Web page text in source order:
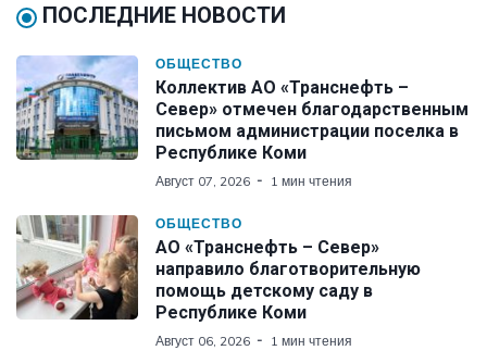
ПОСЛЕДНИЕ НОВОСТИ
ОБЩЕСТВО
Коллектив АО «Транснефть –
Север» отмечен благодарственным
письмом администрации поселка в
Республике Коми
Август 07, 2026 1 мин чтения
ОБЩЕСТВО
АО «Транснефть – Север»
направило благотворительную
помощь детскому саду в
Республике Коми
Август 06, 2026 1 мин чтения